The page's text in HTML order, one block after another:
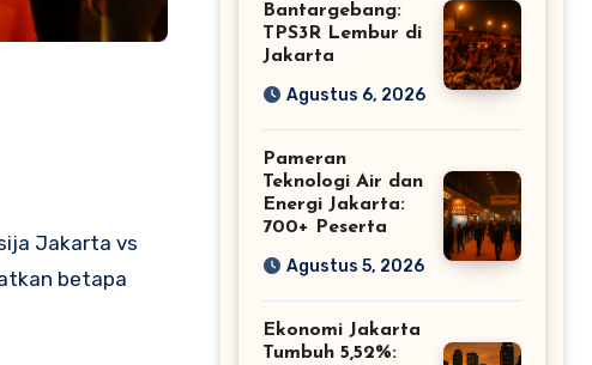
Jakarta vs
betapa
Bantargebang:
TPS3R Lembur di
Jakarta
Agustus 6, 2026
Pameran
Teknologi Air dan
Energi Jakarta:
700+ Peserta
Agustus 5, 2026
Ekonomi Jakarta
Tumbuh 5,52%: